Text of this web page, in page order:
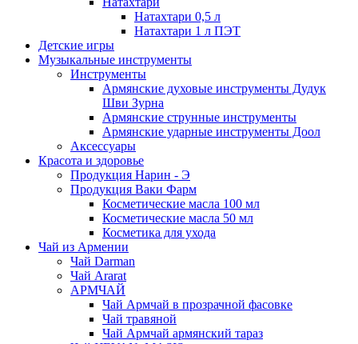
Натахтари 0,5 л
Натахтари 1 л ПЭТ
Детские игры
Музыкальные инструменты
Инструменты
Армянские духовые инструменты Дудук
Шви Зурна
Армянские струнные инструменты
Армянские ударные инструменты Доол
Аксессуары
Красота и здоровье
Продукция Нарин - Э
Продукция Ваки Фарм
Косметические масла 100 мл
Косметические масла 50 мл
Косметика для ухода
Чай из Армении
Чай Darman
Чай Ararat
АРМЧАЙ
Чай Армчай в прозрачной фасовке
Чай травяной
Чай Армчай армянский тараз